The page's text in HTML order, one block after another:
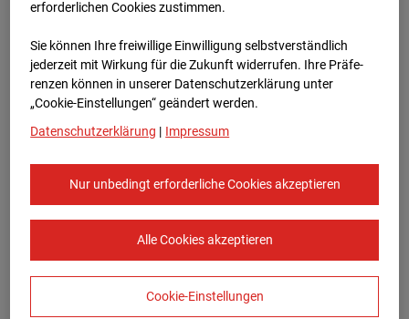
Europe/Berlin
erforderlichen Cookies zustimmen.
Sie können Ihre freiwillige Einwilligung selbstverständlich
jederzeit mit Wirkung für die Zukunft widerrufen. Ihre Prä­fe­
renzen können in unserer Datenschutzerklärung unter
„Cookie-Einstellungen“ geändert werden.
Datenschutzerklärung | Impressum
Nur unbedingt erforderliche Cookies akzeptieren
Alle Cookies akzeptieren
Cookie-Einstellungen